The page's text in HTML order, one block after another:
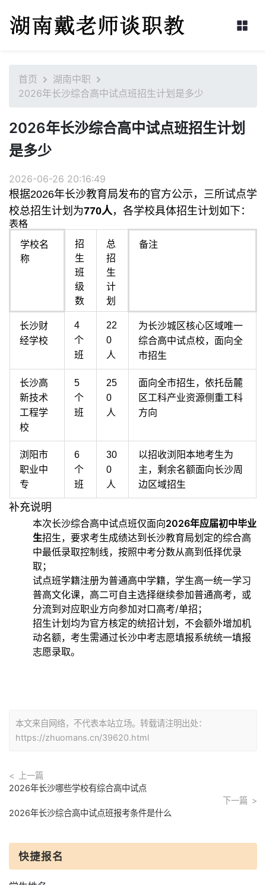
首页
湖南中职
2026年长沙综合高中试点班招生计划是多少
2026年长沙综合高中试点班招生计划
是多少
2026-06-26 20:16:49
根据2026年长沙教育局发布的官方公示，三所试点学
校总招生计划为‌770人‌，各学校具体招生计划如下：
表格
学校名
称
招
生
班
级
数
总
招
生
计
划
备注
长沙财
经学校
4
个
班
22
0
人
为长沙城区核心区域唯一
综合高中试点校，面向全
市招生
长沙高
新技术
工程学
校
5
个
班
25
0
人
面向全市招生，依托岳麓
区工科产业资源侧重工科
方向
浏阳市
职业中
专
6
个
班
30
0
人
以招收浏阳本地考生为
主，剩余名额面向长沙周
边区域招生
补充说明
本次长沙综合高中试点班仅面向‌2026年应届初中毕业
生‌招生，要求考生成绩达到长沙教育局划定的综合高
中最低录取控制线，按照中考分数从高到低择优录
取；
试点班学籍注册为普通高中学籍，学生高一统一学习
普高文化课，高二可自主选择继续参加普通高考，或
分流到对应职业方向参加对口高考/单招；
招生计划均为官方核定的统招计划，不会额外增加机
动名额，考生需通过长沙中考志愿填报系统统一填报
志愿录取。
本文来自网络，不代表本站立场。转载请注明出处：
https://zhuomans.cn/39620.html
上一篇
2026年长沙哪些学校有综合高中试点
下一篇
2026年长沙综合高中试点班报考条件是什么
快捷报名